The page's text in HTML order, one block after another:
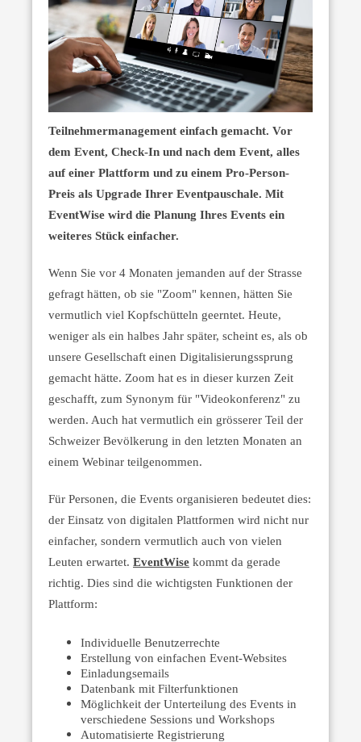
Teilnehmermanagement einfach gemacht. Vor
dem Event, Check-In und nach dem Event, alles
auf einer Plattform und zu einem Pro-Person-
Preis als Upgrade Ihrer Eventpauschale. Mit
EventWise wird die Planung Ihres Events ein
weiteres Stück einfacher.
Wenn Sie vor 4 Monaten jemanden auf der Strasse
gefragt hätten, ob sie "Zoom" kennen, hätten Sie
vermutlich viel Kopfschütteln geerntet. Heute,
weniger als ein halbes Jahr später, scheint es, als ob
unsere Gesellschaft einen Digitalisierungssprung
gemacht hätte. Zoom hat es in dieser kurzen Zeit
geschafft, zum Synonym für "Videokonferenz" zu
werden. Auch hat vermutlich ein grösserer Teil der
Schweizer Bevölkerung in den letzten Monaten an
einem Webinar teilgenommen.
Für Personen, die Events organisieren bedeutet dies:
der Einsatz von digitalen Plattformen wird nicht nur
einfacher, sondern vermutlich auch von vielen
Leuten erwartet. EventWise kommt da gerade
richtig. Dies sind die wichtigsten Funktionen der
Plattform:
Individuelle Benutzerrechte
Erstellung von einfachen Event-Websites
Einladungsemails
Datenbank mit Filterfunktionen
Möglichkeit der Unterteilung des Events in
verschiedene Sessions und Workshops
Automatisierte Registrierung